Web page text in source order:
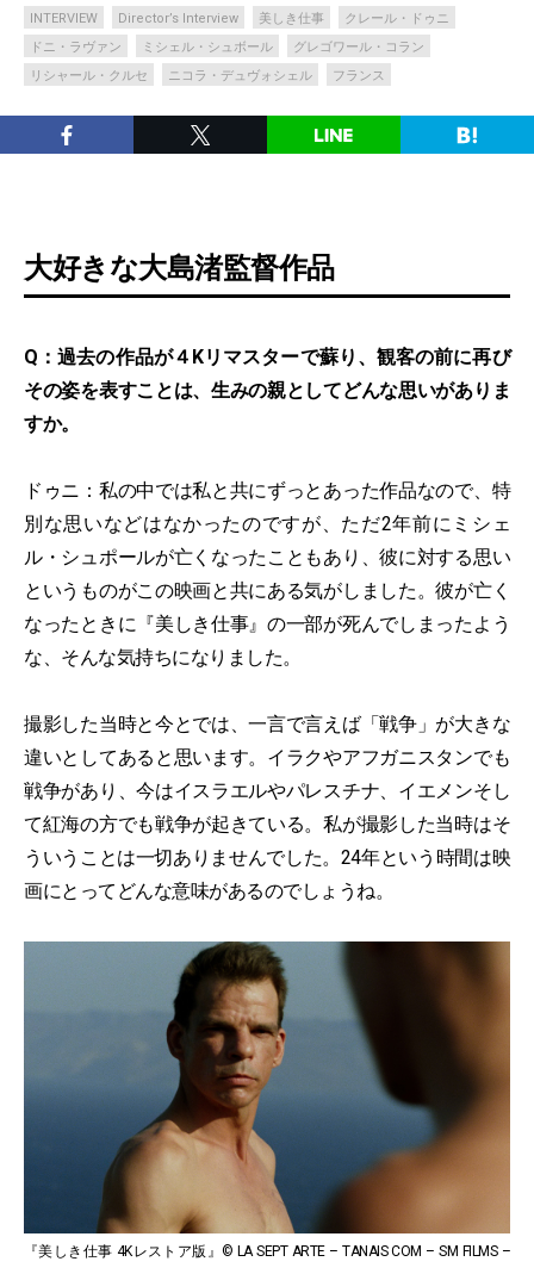
INTERVIEW Director’s Interview 美しき仕事
クレール・ドゥニ
ドニ・ラヴァン
ミシェル・シュボール
グレゴワール・コラン
リシャール・クルセ
ニコラ・デュヴォシェル フランス
大好きな大島渚監督作品
Q：過去の作品が４Kリマスターで蘇り、観客の前に再び
その姿を表すことは、生みの親としてどんな思いがありま
すか。
ドゥニ：私の中では私と共にずっとあった作品なので、特
別な思いなどはなかったのですが、ただ2年前にミシェ
ル・シュポールが亡くなったこともあり、彼に対する思い
というものがこの映画と共にある気がしました。彼が亡く
なったときに『美しき仕事』の一部が死んでしまったよう
な、そんな気持ちになりました。
撮影した当時と今とでは、一言で言えば「戦争」が大きな
違いとしてあると思います。イラクやアフガニスタンでも
戦争があり、今はイスラエルやパレスチナ、イエメンそし
て紅海の方でも戦争が起きている。私が撮影した当時はそ
ういうことは一切ありませんでした。24年という時間は映
画にとってどんな意味があるのでしょうね。
『美しき仕事 4Kレストア版』© LA SEPT ARTE – TANAIS COM – SM FILMS –